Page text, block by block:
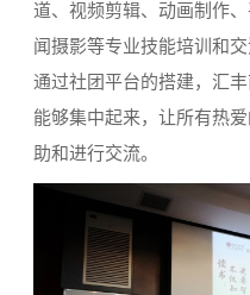
道、视频剪辑、动画制作
闻摄影等专业技能培训和
通过社团平台的搭建，汇
能够集中起来，让所有热
助和进行交流。